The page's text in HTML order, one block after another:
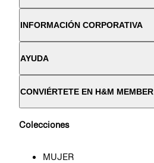
INFORMACIÓN CORPORATIVA
AYUDA
CONVIÉRTETE EN H&M MEMBER
Colecciones
MUJER